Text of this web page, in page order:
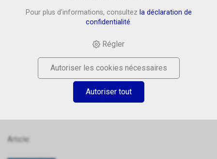
Article:
Pour plus d'informations, consultez la déclaration de
confidentialité.
Régler
Autoriser les cookies nécessaires
Autoriser tout